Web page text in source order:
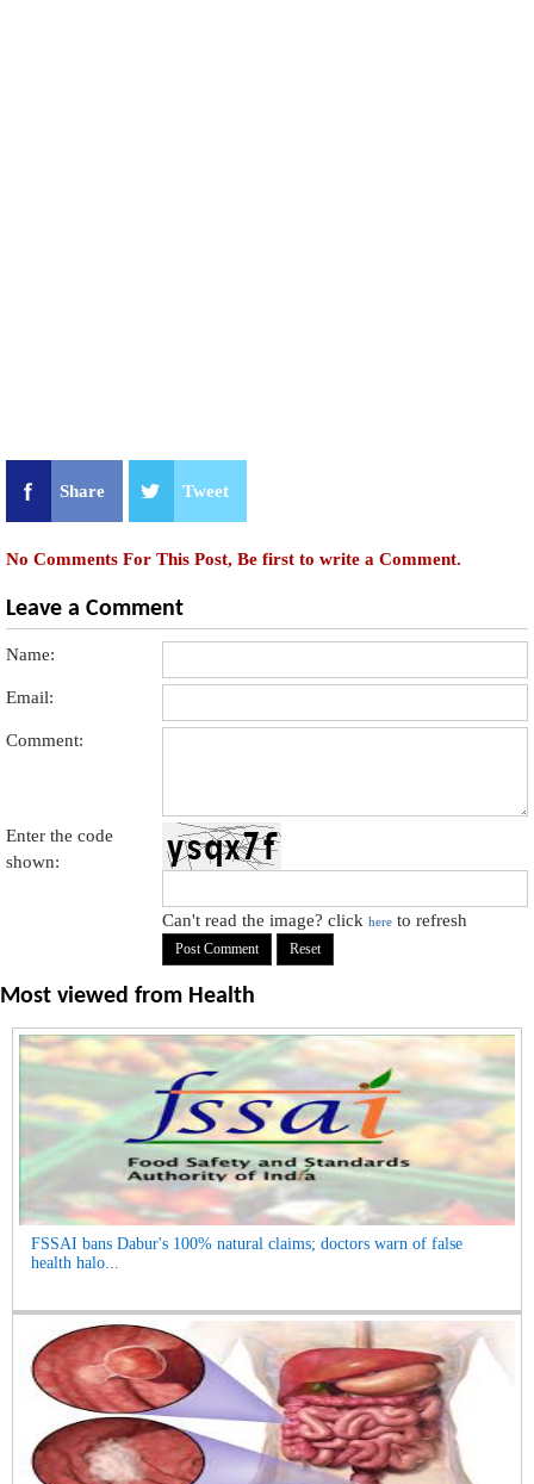
Share Tweet
No Comments For This Post, Be first to write a Comment.
Leave a Comment
Name:
Email:
Comment:
Enter the code
shown:
Can't read the image? clickhere to refresh
Most viewed from Health
FSSAI bans Dabur's 100% natural claims; doctors warn of false
health halo...